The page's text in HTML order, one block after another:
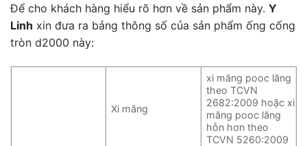
Để cho khách hàng hiểu rõ hơn về sản phẩm này. Y
Linh xin đưa ra bảng thông số của sản phẩm ống cống
tròn d2000 này:
Xi măng
xi măng pooc lăng
theo TCVN
2682:2009 hoặc xi
măng pooc lăng
hỗn hơn theo
TCVN 5260:2009